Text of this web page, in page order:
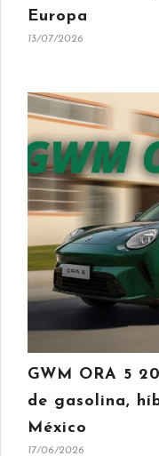
Europa
13/07/2026
GWM ORA 5
de gasolina,
México
17/06/2026